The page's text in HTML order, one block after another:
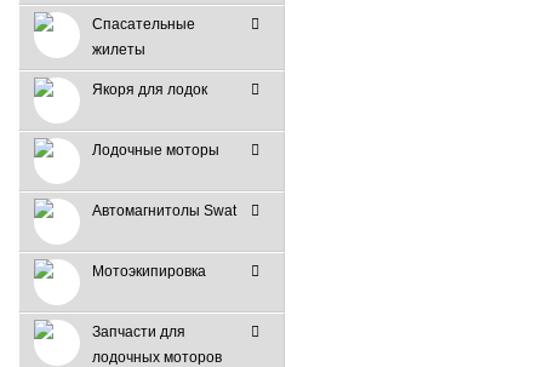
Спасательные
жилеты
Якоря для лодок
Лодочные моторы
Автомагнитолы Swat
Мотоэкипировка
Запчасти для
лодочных моторов